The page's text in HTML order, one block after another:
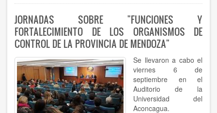
COLABORACIÓN
MUTUA
ENTRE
EL
TRIBUNAL
DE
CUENTAS
Y
LA
CÁMARA
DE
SENADORES
JORNADAS SOBRE "FUNCIONES Y
FORTALECIMIENTO DE LOS ORGANISMOS DE
CONTROL DE LA PROVINCIA DE MENDOZA"
Se llevaron a cabo el
viernes 6 de
septiembre en el
Auditorio de la
Universidad del
Aconcagua.